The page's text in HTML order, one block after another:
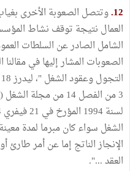
12. وتتصل الصعوبة الأخرى
العمال نتيجة توقف نشاط
الشامل الصادر عن السلطات
الشغل سواء كان مبرما لمدة
الإنجاز الناتج إما عن أمر طارئ
العقد ...".